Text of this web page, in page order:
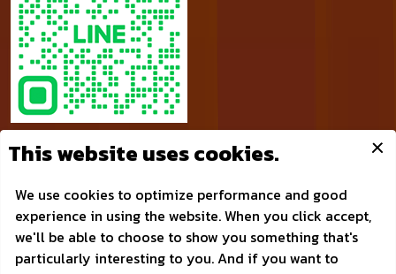
© Pet Expo Thailand by NCC
Privacy Policy | Powered by AonDaman